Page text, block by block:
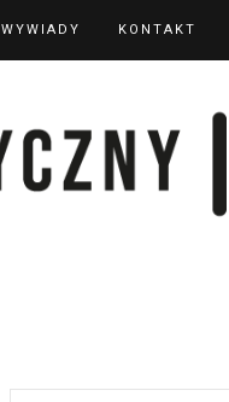
WYWIADY KONTAKT